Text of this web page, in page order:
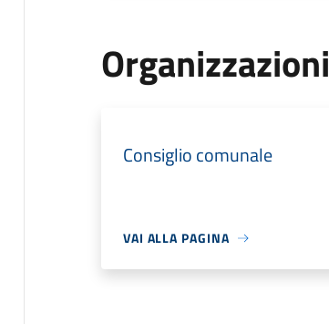
Organizzazioni
Consiglio comunale
VAI ALLA PAGINA